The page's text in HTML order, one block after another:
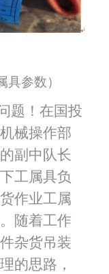
具参数）
题！在国投
械操作部
副中队长
工属具负
作业工属
随着工作
杂货吊装
的思路，